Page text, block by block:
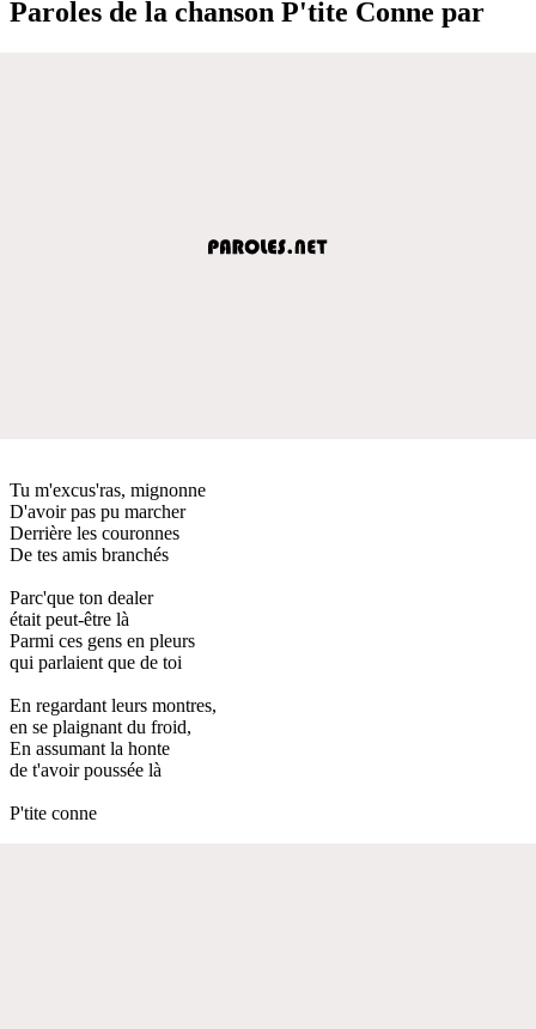
Paroles de la chanson P'tite Conne par
Tu m'excus'ras, mignonne
D'avoir pas pu marcher
Derrière les couronnes
De tes amis branchés
Parc'que ton dealer
était peut-être là
Parmi ces gens en pleurs
qui parlaient que de toi
En regardant leurs montres,
en se plaignant du froid,
En assumant la honte
de t'avoir poussée là
P'tite conne